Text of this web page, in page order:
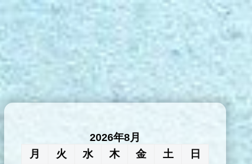
2026年8月
月
火 水 木 金 土
日